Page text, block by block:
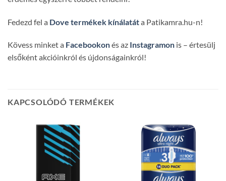
Fedezd fel a Dove termékek kínálatáta Patikamra.hu-n!
Kövess minket a Facebookonés az Instagramon is – értesülj
elsőként akcióinkról és újdonságainkról!
KAPCSOLÓDÓ TERMÉKEK